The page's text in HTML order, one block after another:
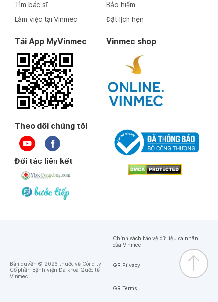
Tìm bác sĩ
Làm việc tại Vinmec
Bảo hiểm
Đặt lịch hẹn
Tải App MyVinmec Vinmec shop
Theo dõi chúng tôi
Đối tác liên kết
Bản quyền © 2026 thuộc về Công ty
Cổ phần Bệnh viện Đa khoa Quốc tế
Vinmec
Chính sách bảo vệ dữ liệu cá nhân
của Vinmec
GR Privacy
GR Terms